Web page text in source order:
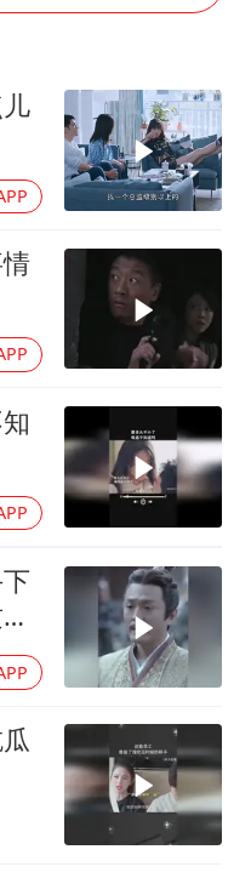
生两次地震
广告视频已下架
海上打了个结
构建更高水平的全民健身公共服务体系